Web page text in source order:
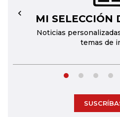
MI SELECCIÓN
Noticias
temas de
←